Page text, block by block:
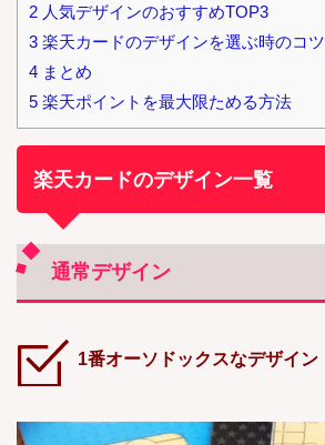
2 人気デザインのおすすめTOP3
3 楽天カードのデザインを選ぶ時のコツ
4 まとめ
5 楽天ポイントを最大限ためる方法
楽天カードのデザイン一覧
通常デザイン
1番オーソドックスなデザイン